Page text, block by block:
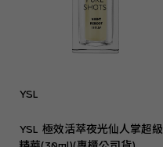
YSL
YSL 極效活萃夜光仙人掌超級